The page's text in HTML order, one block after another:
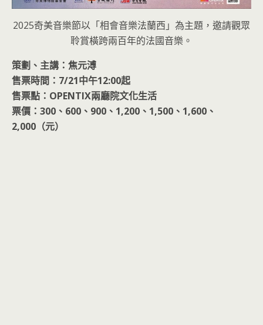
2025奇美音樂節以「相會音樂法蘭西」為主題，邀請觀眾
聆賞橫跨兩百年的法國音樂。
策劃、主講：焦元溥
售票時間：7/21中午12:00起
售票點：OPENTIX兩廳院文化生活
票價：300、600、900、1,200、1,500、1,600、
2,000（元）